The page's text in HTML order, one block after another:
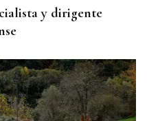
y dirigente